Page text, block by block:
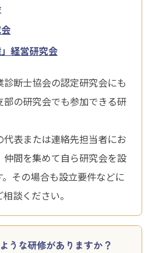
」経営研究会
診断士協会の認定研究会にも
の研究会でも参加できる研
表または連絡先担当者にお
間を集めて自ら研究会を設
その場合も設立要件などに
談ください。
うな研修がありますか？